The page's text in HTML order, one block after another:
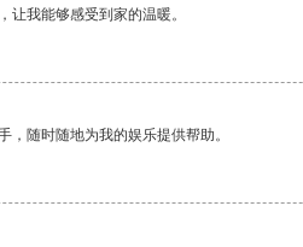
让我能够感受到家的温暖。
，随时随地为我的娱乐提供帮助。